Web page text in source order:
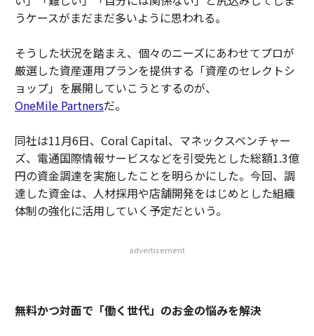
うケースがまだまだ多いように思われる。
そうした状況を踏まえ、個々のニーズにあわせてプロが
厳選した資産運用プランを提供する「資産のセレクトシ
ョップ」を展開していこうとするのが、
OneMile Partnersだ。
同社は11月6日、Coral Capital、マネックスベンチャー
ズ、電通国際情報サービスなどを引受先とした総額1.3億
円の資金調達を実施したことを明らかにした。今回、調
達した資金は、人材採用や店舗開発をはじめとした組織
体制の強化に活用していく予定だという。
advertisement
無料かつ対面で「働く世代」のお金の悩みを解決